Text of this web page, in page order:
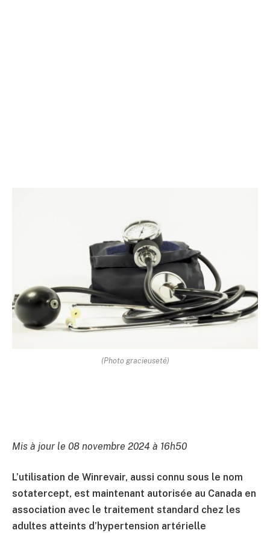
(Photo gracieuseté)
Mis à jour le 08 novembre 2024 à 16h50
L’utilisation de Winrevair, aussi connu sous le nom
sotatercept, est maintenant autorisée au Canada en
association avec le traitement standard chez les
adultes atteints d’hypertension artérielle